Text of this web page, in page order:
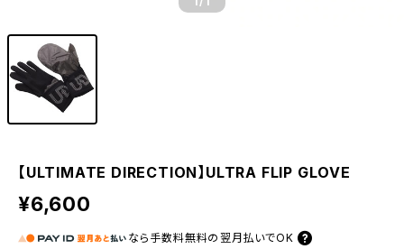
【ULTIMATE DIRECTION】ULTRA FLIP GLOVE
¥6,600
なら 手数料無料の 翌月払いでOK